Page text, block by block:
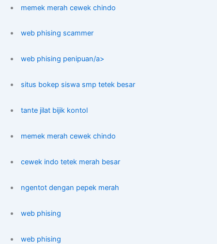
memek merah cewek chindo
web phising scammer
web phising penipuan/a>
situs bokep siswa smp tetek besar
tante jilat bijik kontol
memek merah cewek chindo
cewek indo tetek merah besar
ngentot dengan pepek merah
web phising
web phising